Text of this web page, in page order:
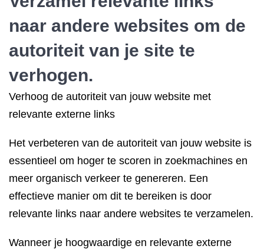
naar andere websites om de
autoriteit van je site te
verhogen.
Verhoog de autoriteit van jouw website met
relevante externe links
Het verbeteren van de autoriteit van jouw website is
essentieel om hoger te scoren in zoekmachines en
meer organisch verkeer te genereren. Een
effectieve manier om dit te bereiken is door
relevante links naar andere websites te verzamelen.
Wanneer je hoogwaardige en relevante externe